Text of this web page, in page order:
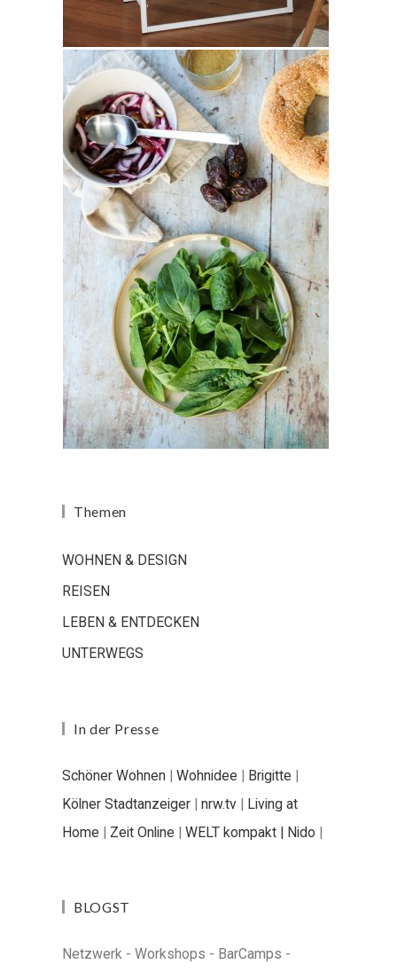
Themen
WOHNEN & DESIGN
REISEN
LEBEN & ENTDECKEN
UNTERWEGS
In der Presse
Schöner Wohnen | Wohnidee | Brigitte |
Kölner Stadtanzeiger | nrw.tv | Living at
Home | Zeit Online | WELT kompakt | Nido |
BLOGST
Netzwerk - Workshops - BarCamps -